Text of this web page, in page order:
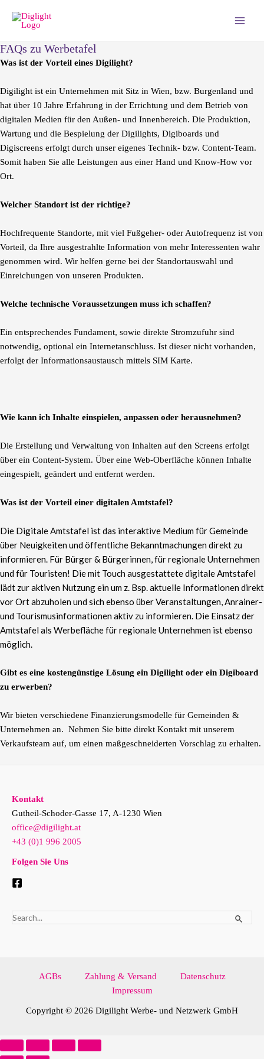
Inhalt
FAQs zu Werbetafel
Was ist der Vorteil eines Digilight?
Digilight ist ein Unternehmen mit Sitz in Wien, bzw. Burgenland und
hat über 10 Jahre Erfahrung in der Errichtung und dem Betrieb von
digitalen Medien für den Außen- und Innenbereich. Die Produktion,
Wartung und die Bespielung der Digilights, Digiboards und
Digiscreens erfolgt durch unser eigenes Technik- bzw. Content-Team.
Somit haben Sie alle Leistungen aus einer Hand und Know-How vor
Ort.
Welcher Standort ist der richtige?
Hochfrequente Standorte, mit viel Fußgeher- oder Autofrequenz ist von
Vorteil, da Ihre ausgestrahlte Information von mehr Interessenten wahr
genommen wird. Wir helfen gerne bei der Standortauswahl und
Einreichungen von unseren Produkten.
Welche technische Voraussetzungen muss ich schaffen?
Ein entsprechendes Fundament, sowie direkte Stromzufuhr sind
notwendig, optional ein Internetanschluss. Ist dieser nicht vorhanden,
erfolgt der Informationsaustausch mittels SIM Karte.
Wie kann ich Inhalte einspielen, anpassen oder herausnehmen?
Die Erstellung und Verwaltung von Inhalten auf den Screens erfolgt
über ein Content-System. Über eine Web-Oberfläche können Inhalte
eingespielt, geändert und entfernt werden.
Was ist der Vorteil einer digitalen Amtstafel?
Die Digitale Amtstafel ist das interaktive Medium für Gemeinde
über Neuigkeiten und öffentliche Bekanntmachungen direkt zu
informieren. Für Bürger & Bürgerinnen, für regionale Unternehmen
und für Touristen! Die mit Touch ausgestattete digitale Amtstafel
lädt zur aktiven Nutzung ein um z. Bsp. aktuelle Informationen direkt
vor Ort abzuholen und sich ebenso über Veranstaltungen, Anrainer-
und Tourismusinformationen aktiv zu informieren. Die Einsatz der
Amtstafel als Werbefläche für regionale Unternehmen ist ebenso
möglich.
Gibt es eine kostengünstige Lösung ein Digilight oder ein Digiboard
zu erwerben?
Wir bieten verschiedene Finanzierungsmodelle für Gemeinden &
Unternehmen an. Nehmen Sie bitte direkt Kontakt mit unserem
Verkaufsteam auf, um einen maßgeschneiderten Vorschlag zu erhalten.
Kontakt
Gutheil-Schoder-Gasse 17, A-1230 Wien
office@digilight.at
+43 (0)1 996 2005
Folgen Sie Uns
Suchen
AGBs Zahlung & Versand
Datenschutz
Impressum
Copyright © 2026 Digilight Werbe- und Netzwerk GmbH